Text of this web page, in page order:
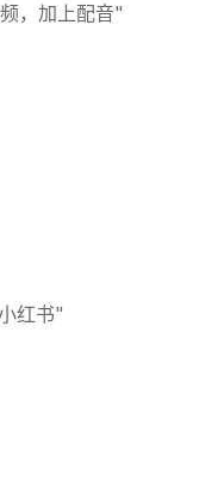
，加上配音"
红书"